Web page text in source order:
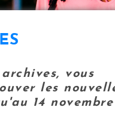
vous
les
14 novembre